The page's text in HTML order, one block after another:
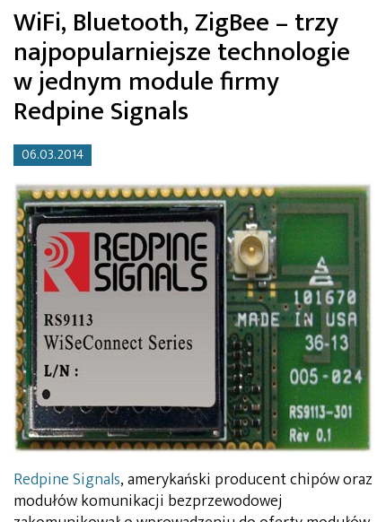
WiFi, Bluetooth, ZigBee – trzy
najpopularniejsze technologie
w jednym module firmy
Redpine Signals
06.03.2014
Redpine Signals, amerykański producent chipów oraz
modułów komunikacji bezprzewodowej